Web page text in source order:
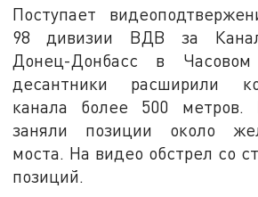
Поступает
98 дивизии ВДВ за
Донец-Донбасс в
десантники расширили
канала более 500 метров.
заняли позиции около
моста. На видео обстрел со
позиций.